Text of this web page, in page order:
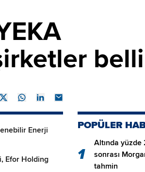
Enerji
Efor Holding
POPÜLER
1
Altında yüzde
sonrası
tahmin